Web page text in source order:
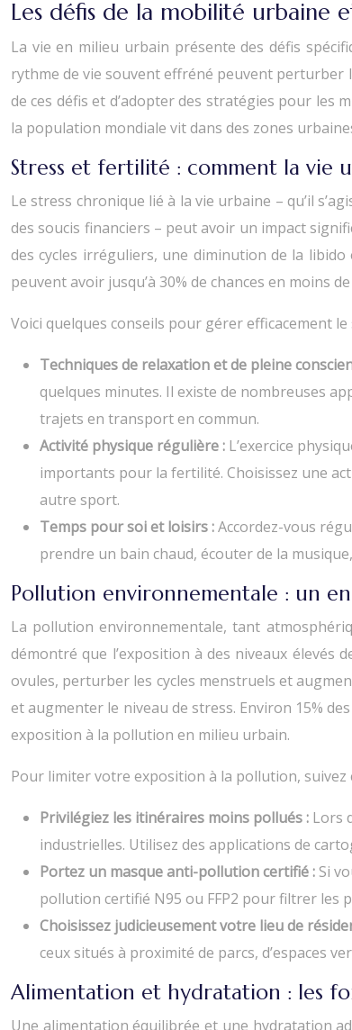
Les défis de la mobilité urbaine
La vie en milieu urbain présente des défis
rythme de vie souvent effréné peuvent perturber
de ces défis et d’adopter des stratégies pour les
la population mondiale vit dans des zones
Stress et fertilité : comment la vie
Le stress chronique lié à la vie urbaine – qu’il
des soucis financiers – peut avoir un impact
des cycles irréguliers, une diminution de la
peuvent avoir jusqu’à 30% de chances en moins
Voici quelques conseils pour gérer efficacement
Techniques de relaxation et de pleine
quelques minutes. Il existe de nombreuses
trajets en transport en commun.
Activité physique régulière : L’exercice
importants pour la fertilité. Choisissez une
autre sport.
Temps pour soi et loisirs :Accordez-vous
prendre un bain chaud, écouter de la
Pollution environnementale : un
La pollution environnementale, tant
démontré que l’exposition à des niveaux élevés
ovules, perturber les cycles menstruels et
et augmenter le niveau de stress. Environ 15%
exposition à la pollution en milieu urbain.
Pour limiter votre exposition à la pollution, suivez
Privilégiez les itinéraires moins pollués : Lors
industrielles. Utilisez des applications de
Portez un masque anti-pollution certifié : Si
pollution certifié N95 ou FFP2 pour filtrer les
Choisissez judicieusement votre lieu de
ceux situés à proximité de parcs, d’espaces
Alimentation et hydratation : les
Une alimentation équilibrée et une hydratation